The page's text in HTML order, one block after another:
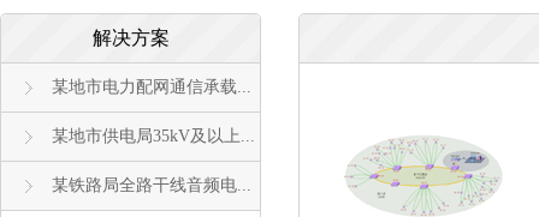
解决方案
某地市电力配网通信承载...
某地市供电局35kV及以上...
某铁路局全路干线音频电...